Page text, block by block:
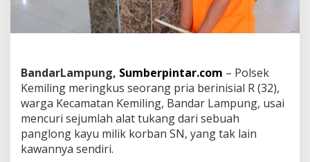
i
M
o
s
,
W
a
r
BandarLampung, Sumberpintar.com – Polsek
Kemiling meringkus seorang pria berinisial R (32),
warga Kecamatan Kemiling, Bandar Lampung, usai
mencuri sejumlah alat tukang dari sebuah
panglong kayu milik korban SN, yang tak lain
kawannya sendiri.